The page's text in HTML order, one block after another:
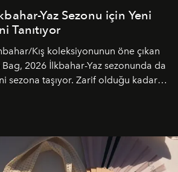
Yaz Sezonu için Yeni
Tanıtıyor
Kış koleksiyonunun öne çıkan
Bag, 2026 İlkbahar-Yaz sezonunda da
sezona taşıyor. Zarif olduğu kadar